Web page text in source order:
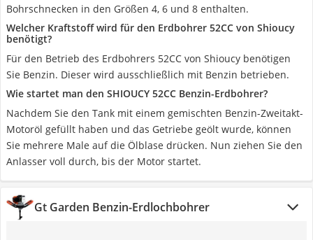
Bohrschnecken in den Größen 4, 6 und 8 enthalten.
Welcher Kraftstoff wird für den Erdbohrer 52CC von Shioucy
benötigt?
Für den Betrieb des Erdbohrers 52CC von Shioucy benötigen
Sie Benzin. Dieser wird ausschließlich mit Benzin betrieben.
Wie startet man den SHIOUCY 52CC Benzin-Erdbohrer?
Nachdem Sie den Tank mit einem gemischten Benzin-Zweitakt-
Motoröl gefüllt haben und das Getriebe geölt wurde, können
Sie mehrere Male auf die Ölblase drücken. Nun ziehen Sie den
Anlasser voll durch, bis der Motor startet.
Gt Garden Benzin-Erdlochbohrer